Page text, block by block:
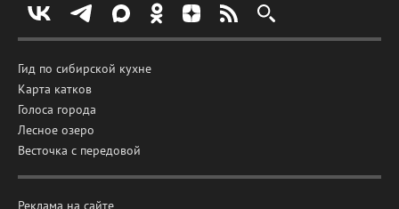
Гид по сибирской кухне
Карта катков
Голоса города
Лесное озеро
Весточка с передовой
Реклама на сайте